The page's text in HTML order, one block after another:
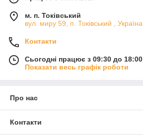
м. п. Токівський
вул. миру 59, п. Токівський , Україна
Контакти
Сьогодні працює з 09:30 до 18:00
Показати весь графік роботи
Про нас
Контакти